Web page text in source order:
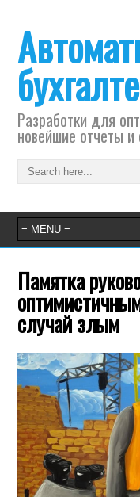
Разработки для
новейшие отчеты и
Памятка
случай злым